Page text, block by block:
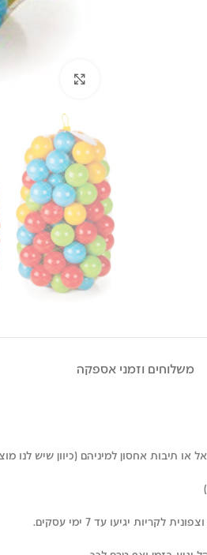
משלוחים וזמני אספקה
תיבות אחסון למיניהם (כיוון שיש לנו
יגיעו עד 7 ימי עסקים.